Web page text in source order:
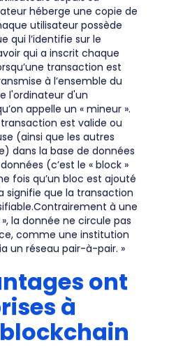
héberge une copie de
utilisateur possède
qui l’identifie sur le
qui a inscrit chaque
transaction est
à l’ensemble du
l'ordinateur d'un
appelle un « mineur ».
est valide ou
(ainsi que les autres
dans la base de données
(c’est le « block »
fois qu’un bloc est ajouté
signifie que la transaction
à une
la donnée ne circule pas
comme une institution
un réseau pair-à-pair. »
ont
à